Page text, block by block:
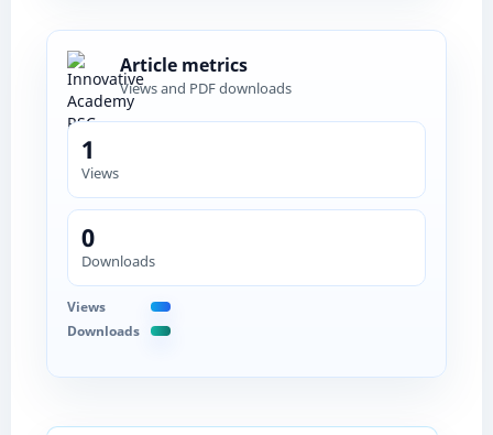
Article metrics
Views and PDF downloads
1
Views
0
Downloads
Views
Downloads